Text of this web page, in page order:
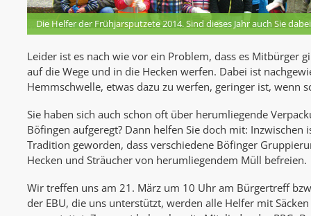
Die Helfer der Frühjarsputzete 2014. Sind dieses Jahr auch Sie
Leider ist es nach wie vor ein Problem, dass es Mitbürger
auf die Wege und in die Hecken werfen. Dabei ist
Hemmschwelle, etwas dazu zu werfen, geringer ist, wenn
Sie haben sich auch schon oft über herumliegende
Böfingen aufgeregt? Dann helfen Sie doch mit: Inzwischen
Tradition geworden, dass verschiedene Böfinger
Hecken und Sträucher von herumliegendem Müll befreien.
Wir treffen uns am 21. März um 10 Uhr am Bürgertreff
der EBU, die uns unterstützt, werden alle Helfer mit